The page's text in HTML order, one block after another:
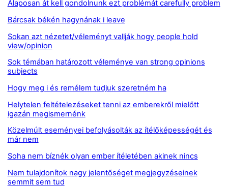
Alaposan át kell gondolnunk ezt problémát carefully problem
Bárcsak békén hagynának i leave
Sokan azt nézetet/véleményt vallják hogy people hold
view/opinion
Sok témában határozott véleménye van strong opinions
subjects
Hogy meg i és remélem tudjuk szeretném ha
Helytelen feltételezéseket tenni az emberekről mielőtt
igazán megismernénk
Közelmúlt eseményei befolyásolták az ítélőképességét és
már nem
Soha nem bíznék olyan ember ítéletében akinek nincs
Nem tulajdonítok nagy jelentőséget megjegyzéseinek
semmit sem tud